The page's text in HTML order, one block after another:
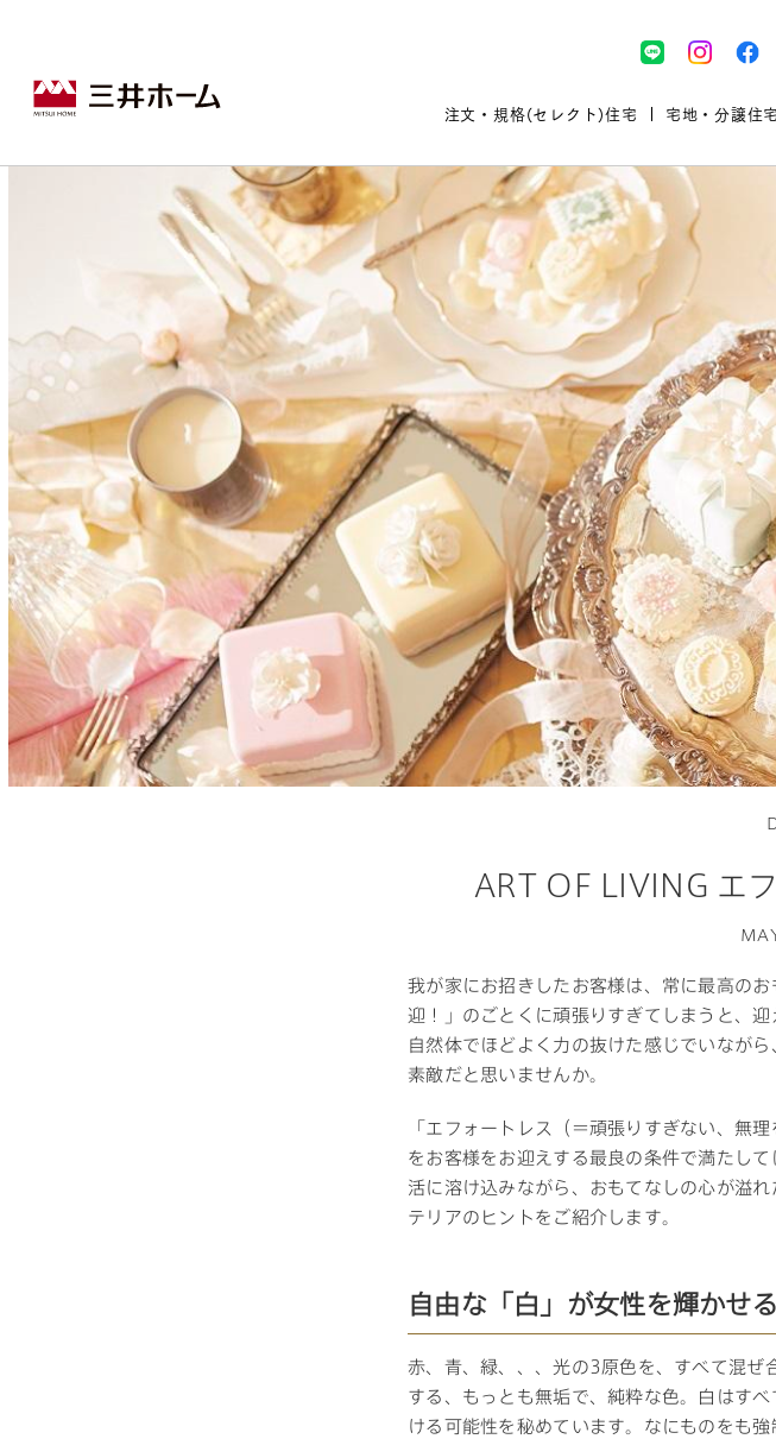
注文・規格(セレクト)住宅
戸建住宅トップ
あなたの理想の住まいをかたちに
注文住宅｜三井ホームオーダー
㎥設計
賃貸併用住宅 店舗併用住宅 多世帯住宅
宅地・分譲住宅
宅地・分譲住宅トップ
宅地/建築条件付宅地
建売/戸建分譲
既存住宅（SumStock）
土地・建物探しをコンサルティン
グ
ランドパートナー
ランドパートナー一覧
モデルハウス紹介 ご相談デスク
賃貸住宅建築トップ
木造マンションMOCXION
木造賃貸住宅MOCXSTYLE
実例紹介
イベント＆セミナー
カタログ請求 ご相談デスク
医院建築トップ
実例紹介
ドクターズ宝箱
ドクターズヴォイス
ドクタープランニュース
セミナー・相談会情報
セミナー・内覧会レポート
カタログ請求 ご相談デスク
施設建築トップ
実例紹介
選ばれる理由
福祉・介護施設実例
文教・保育施設実例
商業施設実例
社宅・寮・事務所実例
都市建築実例
カタログ請求 お問い合わせフォーム
木材・建材トップ
事業本部案内
事業内容
建築実例
取扱商品
資料請求 お問い合わせ
リフォームトップ
リフォームメニュー 万全のサポート
リフォーム事業所一覧 カタログ請求 ご相談デスク
ART OF LIVING エ
我が家にお招きしたお客様は、常に最高の
迎！」のごとくに頑張りすぎてしまうと、
自然体でほどよく力の抜けた感じでいなが
素敵だと思いませんか。
「エフォートレス（＝頑張りすぎない、無
をお客様をお迎えする最良の条件で満たし
活に溶け込みながら、おもてなしの心が溢
テリアのヒントをご紹介します。
自由な「白」が女性を輝かせる
赤、青、緑、、、光の3原色を、すべて混
する、もっとも無垢で、純粋な色。白はす
ける可能性を秘めています。なにものをも